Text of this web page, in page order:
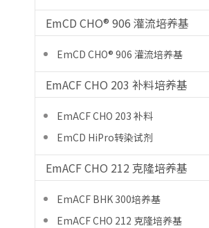
EmCD CHO® 906 灌流培养基
EmCD CHO® 906 灌流培养基
EmACF CHO 203 补料培养基
EmACF CHO 203 补料
EmCD HiPro转染试剂
EmACF CHO 212 克隆培养基
EmACF BHK 300培养基
EmACF CHO 212 克隆培养基